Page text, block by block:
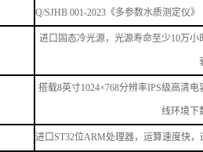
Q/SJHB 001-2023《多参数水质测定仪》
进口固态冷光源，光源寿命至少10万小
搭载8英寸1024×768分辨率IPS级高清
线环境下
进口ST32位ARM处理器，运算速度快